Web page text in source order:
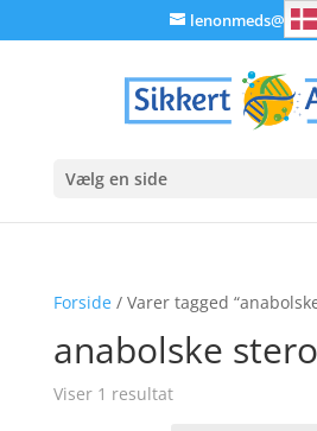
Vælg en side
Forside/ Varer tagged
anabolske
Viser 1 resultat